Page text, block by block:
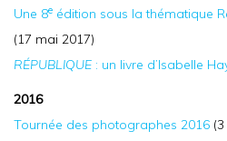
Une 8e édition sous la thématique
(17 mai 2017)
RÉPUBLIQUE : un livre d’Isabelle
2016
Tournée des photographes 2016